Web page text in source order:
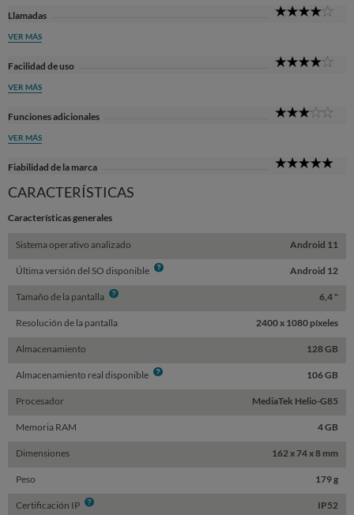
Llamadas
VER MÁS
Facilidad de uso
VER MÁS
Funciones adicionales
VER MÁS
Fiabilidad de la marca
CARACTERÍSTICAS
Características generales
Sistema operativo analizado Android 11
Última versión del SO disponible Info Android 12
Tamaño de la pantalla Info 6,4 "
Resolución de la pantalla 2400 x 1080 píxeles
Almacenamiento 128 GB
Almacenamiento real disponible Info 106 GB
Procesador MediaTek Helio-G85
Memoria RAM 4 GB
Dimensiones 162 x 74 x 8 mm
Peso 179 g
Certificación IP Info IP52